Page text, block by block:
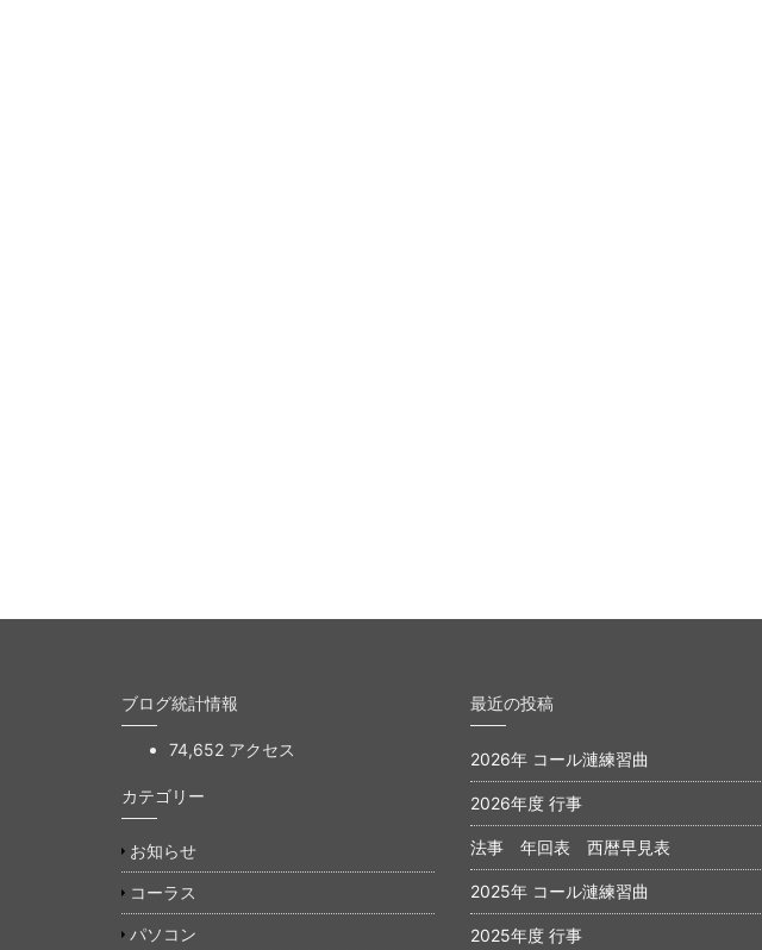
ブログ統計情報
74,652 アクセス
カテゴリー
お知らせ
コーラス
パソコン
最近の投稿
2026年 コール漣練習曲
2026年度 行事
法事 年回表 西暦早見表
2025年 コール漣練習曲
2025年度 行事